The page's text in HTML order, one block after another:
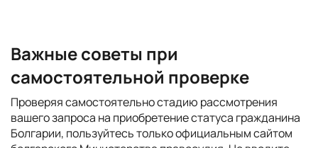
Важные советы при
самостоятельной проверке
Проверяя самостоятельно стадию рассмотрения
вашего запроса на приобретение статуса гражданина
Болгарии, пользуйтесь только официальным сайтом